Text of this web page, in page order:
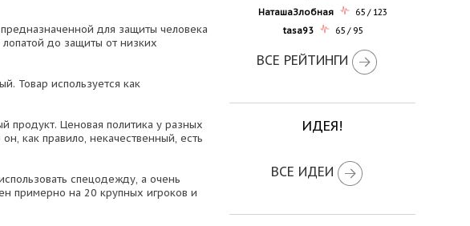
для защиты человека
до защиты от низких
Товар используется как
продукт. Ценовая политика у разных
как правило, некачественный, есть
спецодежду, а очень
примерно на 20 крупных игроков и
НаташаЗлобная
65 / 123
tasa93
65 / 95
ВСЕ РЕЙТИНГИ
ИДЕЯ!
ВСЕ ИДЕИ